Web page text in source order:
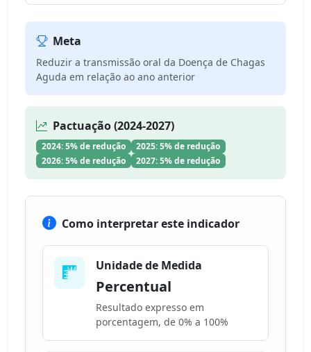
Meta
Reduzir a transmissão oral da Doença de Chagas
Aguda em relação ao ano anterior
Pactuação (2024-2027)
2024: 5% de redução
2025: 5% de redução
2026: 5% de redução
2027: 5% de redução
Como interpretar este indicador
Unidade de Medida
Percentual
Resultado expresso em
porcentagem, de 0% a 100%